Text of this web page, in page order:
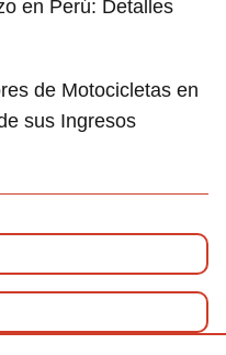
en Perú: Detalles
de Motocicletas en
sus Ingresos